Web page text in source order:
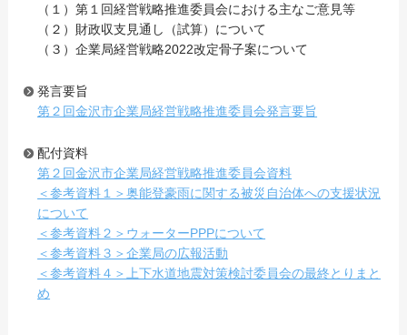
（１）第１回経営戦略推進委員会における主なご意見等
（２）財政収支見通し（試算）について
（３）企業局経営戦略2022改定骨子案について
発言要旨
第２回金沢市企業局経営戦略推進委員会発言要旨
配付資料
第２回金沢市企業局経営戦略推進委員会資料
＜参考資料１＞奥能登豪雨に関する被災自治体への支援状況
について
＜参考資料２＞ウォーターPPPについて
＜参考資料３＞企業局の広報活動
＜参考資料４＞上下水道地震対策検討委員会の最終とりまと
め